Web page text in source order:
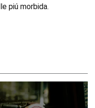
piú morbida.